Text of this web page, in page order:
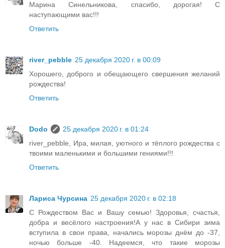
Марина Синельникова, спасибо, дорогая! С
наступающими вас!!!
Ответить
river_pebble 25 декабря 2020 г. в 00:09
Хорошего, доброго и обещающего свершения желаний
рождества!
Ответить
Dodo
25 декабря 2020 г. в 01:24
river_pebble, Ира, милая, уютного и тёплого рождества с
твоими маленькими и большими гениями!!!
Ответить
Лариса Чурсина 25 декабря 2020 г. в 02:18
С Рождеством Вас и Вашу семью! Здоровья, счастья,
добра и весёлого настроения!А у нас в Сибири зима
вступила в свои права, начались морозы днём до -37,
ночью больше -40. Надеемся, что такие морозы